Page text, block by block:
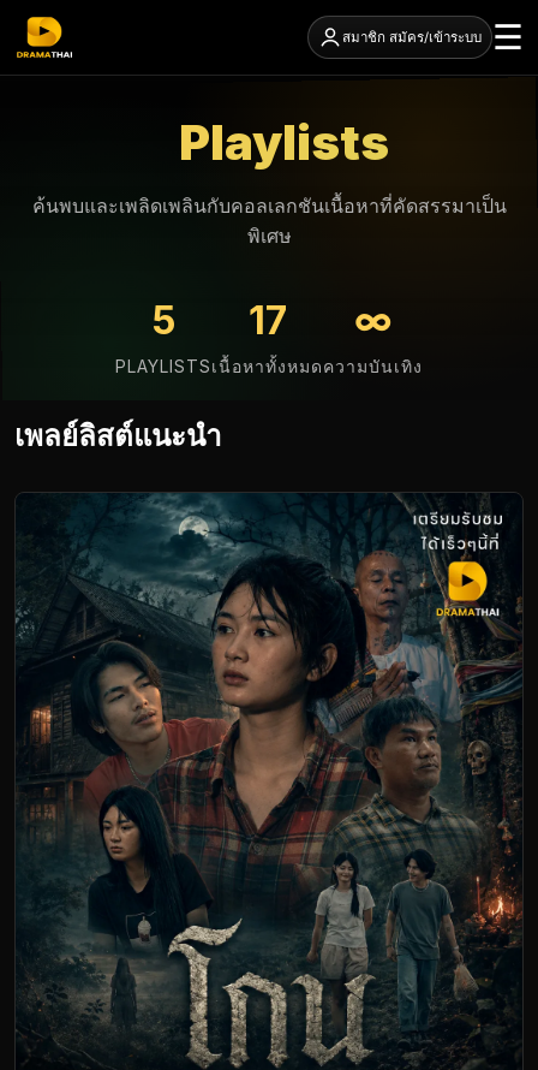
สมาชิก สมัคร/เข้าระบบ ☰
Playlists
ค้นพบและเพลิดเพลินกับคอลเลกชันเนื้อหาที่คัดสรรมาเป็น
พิเศษ
5
PLAYLISTS
17
เนื้อหาทั้งหมด
∞
ความบันเทิง
เพลย์ลิสต์แนะนำ